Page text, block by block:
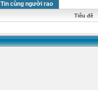
Tin cùng người rao
Tiêu đề